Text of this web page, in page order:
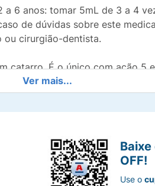
6 anos: tomar 5mL de 3 a 4
de dúvidas sobre este
ou cirurgião-dentista.
catarro. É o único com ação 5
copo dosador Indicado para
antialérgica e trata a tosse
Ver mais...
Baixe
OFF!
Use o